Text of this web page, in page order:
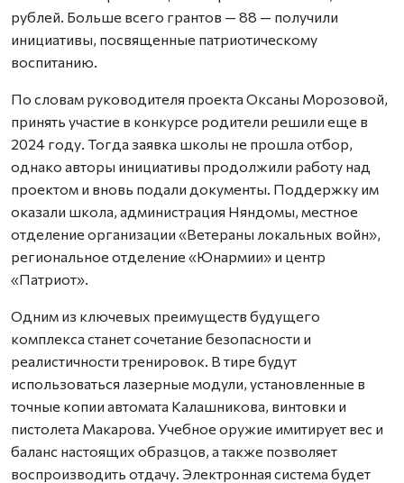
рублей. Больше всего грантов — 88 — получили
инициативы, посвященные патриотическому
воспитанию.
По словам руководителя проекта Оксаны Морозовой,
принять участие в конкурсе родители решили еще в
2024 году. Тогда заявка школы не прошла отбор,
однако авторы инициативы продолжили работу над
проектом и вновь подали документы. Поддержку им
оказали школа, администрация Няндомы, местное
отделение организации «Ветераны локальных войн»,
региональное отделение «Юнармии» и центр
«Патриот».
Одним из ключевых преимуществ будущего
комплекса станет сочетание безопасности и
реалистичности тренировок. В тире будут
использоваться лазерные модули, установленные в
точные копии автомата Калашникова, винтовки и
пистолета Макарова. Учебное оружие имитирует вес и
баланс настоящих образцов, а также позволяет
воспроизводить отдачу. Электронная система будет